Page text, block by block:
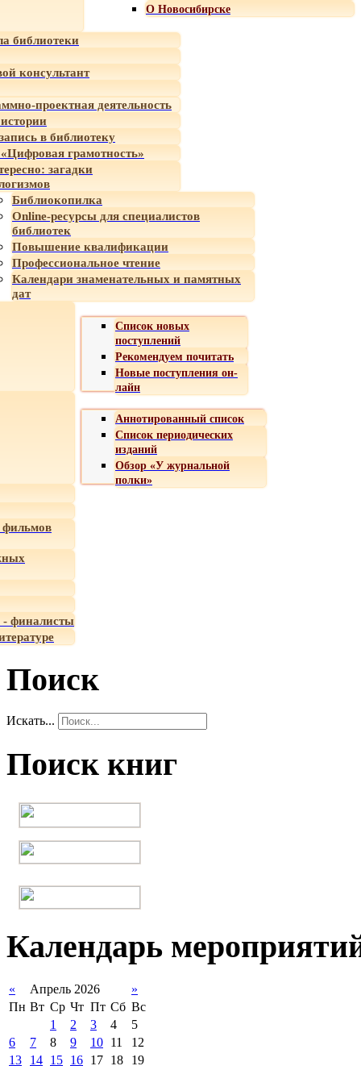
О Новосибирске
библиотеки
консультант
проектная деятельность
в библиотеку
грамотность»
загадки
Библиокопилка
Online-ресурсы для специалистов
библиотек
Повышение квалификации
Профессиональное чтение
Календари знаменательных и памятных
дат
Список новых
поступлений
Рекомендуем почитать
Новые поступления он-
лайн
Аннотированный список
Список периодических
изданий
Обзор «У журнальной
полки»
- финалисты
Поиск
Искать...
Поиск книг
Календарь
« Апрель 2026
»
Пн Вт Ср Чт Пт Сб Вс
1
2 3 4
5
6
7 8 9 10 11
12
13
14 15 16 17 18 19